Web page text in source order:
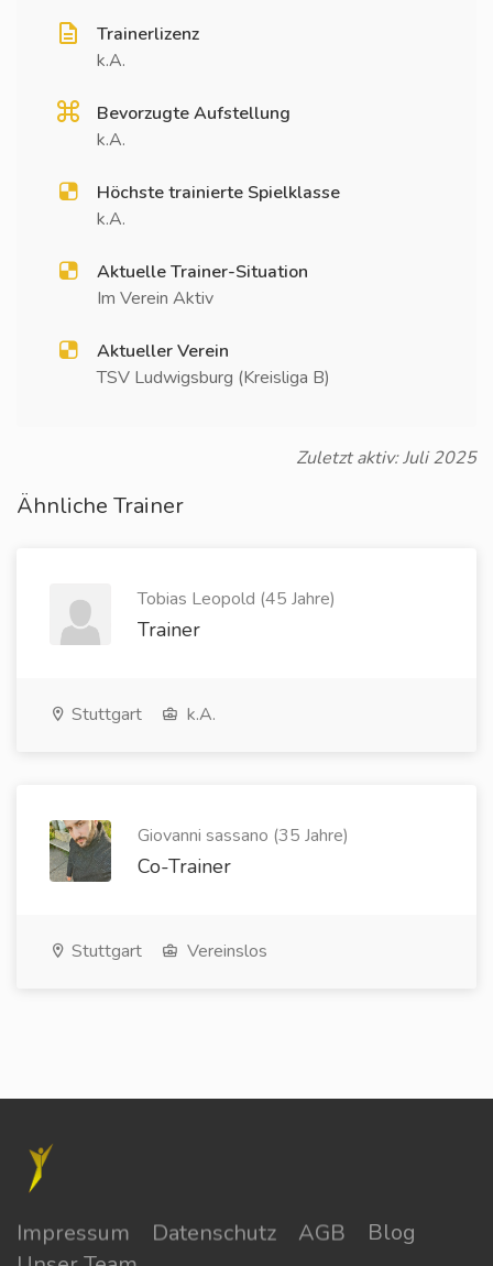
Trainerlizenz
k.A.
Bevorzugte Aufstellung
k.A.
Höchste trainierte Spielklasse
k.A.
Aktuelle Trainer-Situation
Im Verein Aktiv
Aktueller Verein
TSV Ludwigsburg (Kreisliga B)
Zuletzt aktiv: Juli 2025
Ähnliche Trainer
Tobias Leopold (45 Jahre)
Trainer
Stuttgart k.A.
Giovanni sassano (35 Jahre)
Co-Trainer
Stuttgart Vereinslos
Impressum Datenschutz AGB
Blog